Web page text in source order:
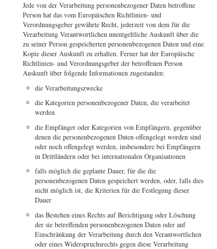
Jede von der Verarbeitung personenbezogener Daten betroffene
Person hat das vom Europäischen Richtlinien- und
Verordnungsgeber gewährte Recht, jederzeit von dem für die
Verarbeitung Verantwortlichen unentgeltliche Auskunft über die
zu seiner Person gespeicherten personenbezogenen Daten und eine
Kopie dieser Auskunft zu erhalten. Ferner hat der Europäische
Richtlinien- und Verordnungsgeber der betroffenen Person
Auskunft über folgende Informationen zugestanden:
die Verarbeitungszwecke
die Kategorien personenbezogener Daten, die verarbeitet
werden
die Empfänger oder Kategorien von Empfängern, gegenüber
denen die personenbezogenen Daten offengelegt worden sind
oder noch offengelegt werden, insbesondere bei Empfängern
in Drittländern oder bei internationalen Organisationen
falls möglich die geplante Dauer, für die die
personenbezogenen Daten gespeichert werden, oder, falls dies
nicht möglich ist, die Kriterien für die Festlegung dieser
Dauer
das Bestehen eines Rechts auf Berichtigung oder Löschung
der sie betreffenden personenbezogenen Daten oder auf
Einschränkung der Verarbeitung durch den Verantwortlichen
oder eines Widerspruchsrechts gegen diese Verarbeitung